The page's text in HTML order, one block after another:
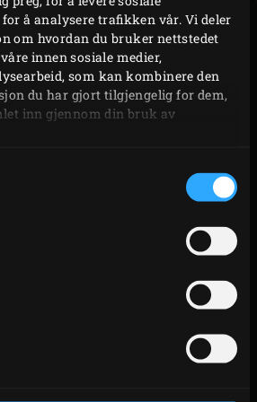
å analysere trafikken vår. Vi deler
om hvordan du bruker nettstedet
innen sosiale medier,
som kan kombinere den
du har gjort tilgjengelig for dem,
inn gjennom din bruk av
gang med AR knappen hvordan
eller på uteplassen din. Ta så en titt
retten som du skal lage, og du kan
Fornøyd? Finn da en butikk i
vårforhandler søkemaskin